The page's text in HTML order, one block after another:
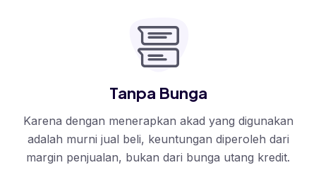
Tanpa Bunga
Karena dengan menerapkan akad yang digunakan
adalah murni jual beli, keuntungan diperoleh dari
margin penjualan, bukan dari bunga utang kredit.